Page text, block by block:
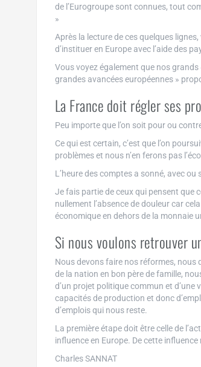
de l’Eurogroupe sont connues, tout
»
Après la lecture de ces quelques
d’instituer en Europe avec l’aide des
Vous voyez également que nos
grandes avancées européennes »
La France doit régler ses
Peu importe que l’on soit pour ou
Ce qui est certain, c’est que l’on
problèmes et nous n’en ferons pas
L’heure des comptes a sonné, avec
Je fais partie de ceux qui pensent que
nullement l’absence de douleur car
économique en dehors de la monnaie
Si nous voulons retrouver
Nous devons faire nos réformes, nous
de la nation en bon père de famille,
d’un projet politique commun et d’une
capacités de production et donc
d’emplois qui nous reste.
La première étape doit être celle de
influence en Europe. De cette
Charles SANNAT